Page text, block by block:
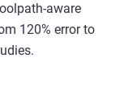
aware
120% error to